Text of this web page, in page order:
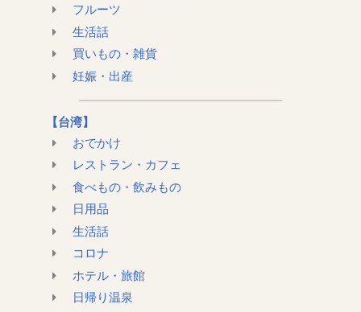
フルーツ
生活話
買いもの・雑貨
妊娠・出産
【台湾】
おでかけ
レストラン・カフェ
食べもの・飲みもの
日用品
生活話
コロナ
ホテル・旅館
日帰り温泉